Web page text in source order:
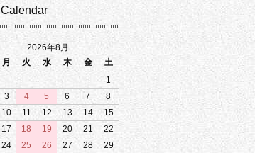
Calendar
2026年8月
月 火 水 木 金
土
1
3 4 5 6 7
8
10 11 12 13 14
15
17 18 19 20 21
22
24 25 26 27 28
29